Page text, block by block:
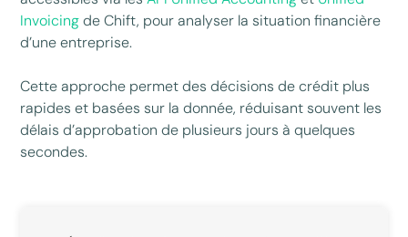
Invoicingde Chift, pour analyser la situation financière
d’une entreprise.
Cette approche permet des décisions de crédit plus
rapides et basées sur la donnée, réduisant souvent les
délais d’approbation de plusieurs jours à quelques
secondes.